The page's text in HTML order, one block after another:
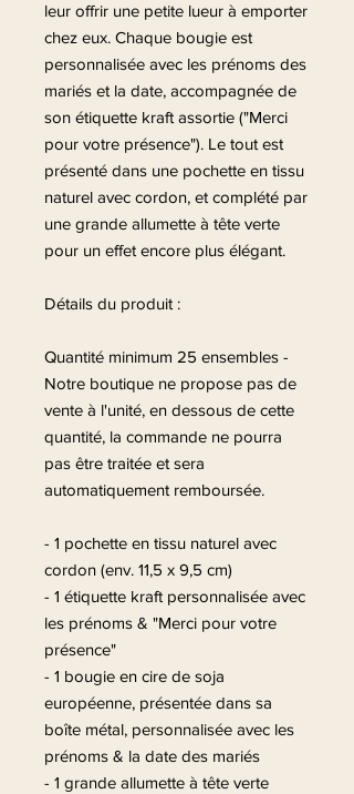
leur offrir une petite lueur à emporter
chez eux. Chaque bougie est
personnalisée avec les prénoms des
mariés et la date, accompagnée de
son étiquette kraft assortie ("Merci
pour votre présence"). Le tout est
présenté dans une pochette en tissu
naturel avec cordon, et complété par
une grande allumette à tête verte
pour un effet encore plus élégant.
Détails du produit :
Quantité minimum 25 ensembles -
Notre boutique ne propose pas de
vente à l'unité, en dessous de cette
quantité, la commande ne pourra
pas être traitée et sera
automatiquement remboursée.
- 1 pochette en tissu naturel avec
cordon (env. 11,5 x 9,5 cm)
- 1 étiquette kraft personnalisée avec
les prénoms & "Merci pour votre
présence"
- 1 bougie en cire de soja
européenne, présentée dans sa
boîte métal, personnalisée avec les
prénoms & la date des mariés
- 1 grande allumette à tête verte